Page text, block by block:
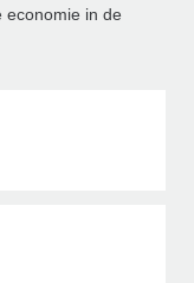
economie in de